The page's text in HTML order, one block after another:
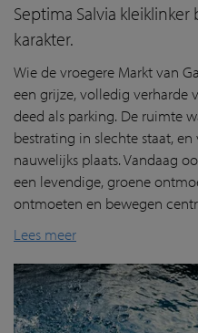
Septima Salvia
karakter.
Wie de vroegere Markt van
een grijze, volledig verharde
deed als parking. De ruimte
bestrating in slechte staat,
nauwelijks plaats. Vandaag
een levendige, groene
ontmoeten en bewegen
Lees meer